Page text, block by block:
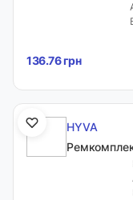
136.76 грн
HYVA